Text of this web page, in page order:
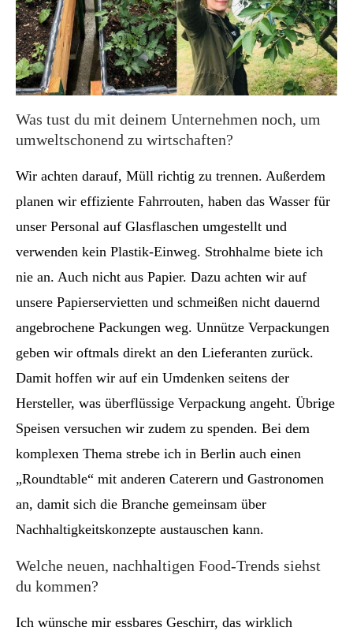
Was tust du mit deinem Unternehmen noch, um
umweltschonend zu wirtschaften?
Wir achten darauf, Müll richtig zu trennen. Außerdem
planen wir effiziente Fahrrouten, haben das Wasser für
unser Personal auf Glasflaschen umgestellt und
verwenden kein Plastik-Einweg. Strohhalme biete ich
nie an. Auch nicht aus Papier. Dazu achten wir auf
unsere Papierservietten und schmeißen nicht dauernd
angebrochene Packungen weg. Unnütze Verpackungen
geben wir oftmals direkt an den Lieferanten zurück.
Damit hoffen wir auf ein Umdenken seitens der
Hersteller, was überflüssige Verpackung angeht. Übrige
Speisen versuchen wir zudem zu spenden. Bei dem
komplexen Thema strebe ich in Berlin auch einen
„Roundtable“ mit anderen Caterern und Gastronomen
an, damit sich die Branche gemeinsam über
Nachhaltigkeitskonzepte austauschen kann.
Welche neuen, nachhaltigen Food-Trends siehst
du kommen?
Ich wünsche mir essbares Geschirr, das wirklich